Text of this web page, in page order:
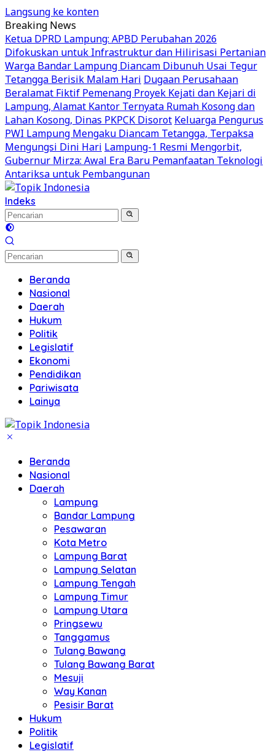
Langsung ke konten
Breaking News
Ketua DPRD Lampung: APBD Perubahan 2026
Difokuskan untuk Infrastruktur dan Hilirisasi Pertanian
Warga Bandar Lampung Diancam Dibunuh Usai Tegur
Tetangga Berisik Malam Hari Dugaan Perusahaan
Beralamat Fiktif Pemenang Proyek Kejati dan Kejari di
Lampung, Alamat Kantor Ternyata Rumah Kosong dan
Lahan Kosong, Dinas PKPCK Disorot Keluarga Pengurus
PWI Lampung Mengaku Diancam Tetangga, Terpaksa
Mengungsi Dini Hari Lampung-1 Resmi Mengorbit,
Gubernur Mirza: Awal Era Baru Pemanfaatan Teknologi
Antariksa untuk Pembangunan
Indeks
Beranda
Nasional
Daerah
Hukum
Politik
Legislatif
Ekonomi
Pendidikan
Pariwisata
Lainya
Beranda
Nasional
Daerah
Lampung
Bandar Lampung
Pesawaran
Kota Metro
Lampung Barat
Lampung Selatan
Lampung Tengah
Lampung Timur
Lampung Utara
Pringsewu
Tanggamus
Tulang Bawang
Tulang Bawang Barat
Mesuji
Way Kanan
Pesisir Barat
Hukum
Politik
Legislatif